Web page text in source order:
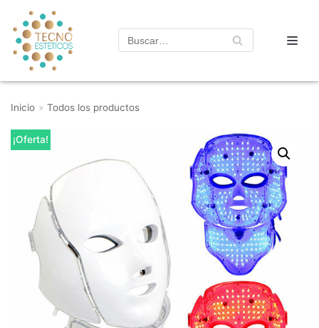
Saltar
al
contenido
Inicio » Todos los productos
¡Oferta!